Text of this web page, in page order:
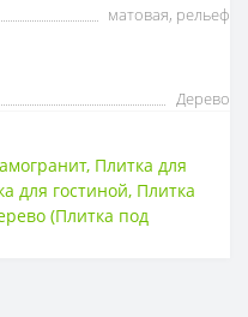
матовая, рельеф
Дерево
, Плитка для
для гостиной, Плитка
(Плитка под